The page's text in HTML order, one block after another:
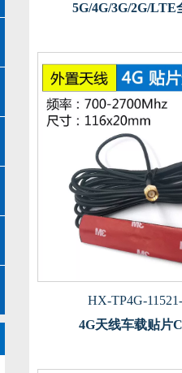
5G/4G/3G/2G/LTE
HX-TP4G-
4G天线车载贴片